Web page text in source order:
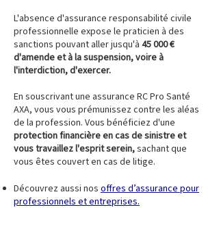
L'absence d'assurance responsabilité civile
professionnelle expose le praticien à des
sanctions pouvant aller jusqu'à 45 000 €
d'amende et à la suspension, voire à
l'interdiction, d'exercer.
En souscrivant une assurance RC Pro Santé
AXA, vous vous prémunissez contre les aléas
de la profession. Vous bénéficiez d'une
protection financière en cas de sinistre et
vous travaillez l'esprit serein,sachant que
vous êtes couvert en cas de litige.
Découvrez aussi nos offres d’assurance pour
professionnels et entreprises.